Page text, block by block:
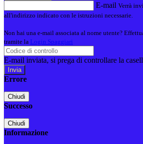
E-mail Verrà
all'indirizzo indicato con le istruzioni necessarie.
Non hai una e-mail associata al nome utente?
tramite la Login Spaggiari
E-mail inviata, si prega di controllare la
Errore
Chiudi
Successo
Chiudi
Informazione